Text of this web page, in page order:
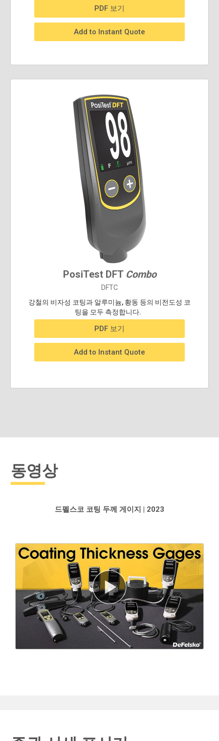
PDF 보기
Add to Instant Quote
PosiTest DFT Combo
DFTC
강철의 비자성 코팅과 알루미늄, 황동 등의 비전도성 코
팅을 모두 측정합니다.
PDF 보기
Add to Instant Quote
동영상
드펠스코 코팅 두께 게이지 | 2023